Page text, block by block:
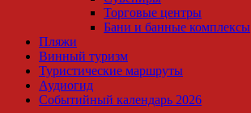
Торговые центры
Бани и банные комплексы
Пляжи
Винный туризм
Туристические маршруты
Аудиогид
Событийный календарь 2026